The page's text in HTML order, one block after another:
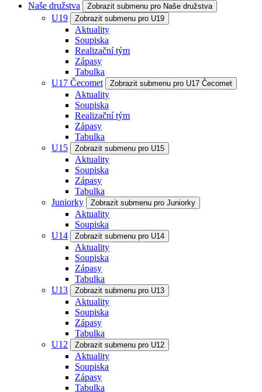
Naše družstva
Zobrazit submenu pro Naše družstva
U19 Zobrazit submenu pro U19
Aktuality
Soupiska
Realizační tým
Zápasy
Tabulka
U17 Čecomet
Zobrazit submenu pro U17 Čecomet
Aktuality
Soupiska
Realizační tým
Zápasy
Tabulka
U15
Zobrazit submenu pro U15
Aktuality
Soupiska
Zápasy
Tabulka
Juniorky
Zobrazit submenu pro Juniorky
Aktuality
Soupiska
U14
Zobrazit submenu pro U14
Aktuality
Soupiska
Zápasy
Tabulka
U13
Zobrazit submenu pro U13
Aktuality
Soupiska
Zápasy
Tabulka
U12
Zobrazit submenu pro U12
Aktuality
Soupiska
Zápasy
Tabulka